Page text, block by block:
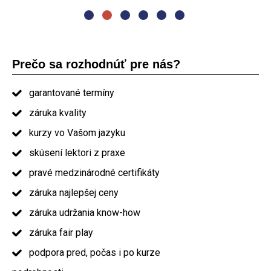
Prečo sa rozhodnúť pre nás?
garantované termíny
záruka kvality
kurzy vo Vašom jazyku
skúsení lektori z praxe
pravé medzinárodné certifikáty
záruka najlepšej ceny
záruka udržania know-how
záruka fair play
podpora pred, počas i po kurze